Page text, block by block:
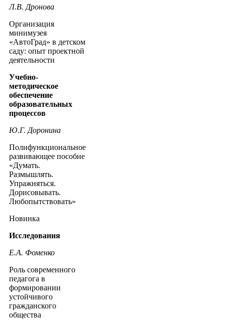
Л.В. Дронова
Организация
минимузея
«АвтоГрад» в детском
саду: опыт проектной
деятельности
Учебно-
методическое
обеспечение
образовательных
процессов
Ю.Г. Доронина
Полифункциональное
развивающее пособие
«Думать.
Размышлять.
Упражняться.
Дорисовывать.
Любопытствовать»
Новинка
Исследования
Е.А. Фоменко
Роль современного
педагога в
формировании
устойчивого
гражданского
общества